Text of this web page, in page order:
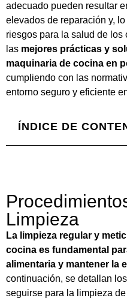
adecuado pueden resultar
elevados de reparación y,
riesgos para la salud de los
las mejores prácticas y
maquinaria de cocina en
cumpliendo con las
entorno seguro y eficiente
ÍNDICE DE
Limpieza
La limpieza regular y
cocina es fundamental
alimentaria y mantener la
continuación, se detallan
seguirse para la limpieza